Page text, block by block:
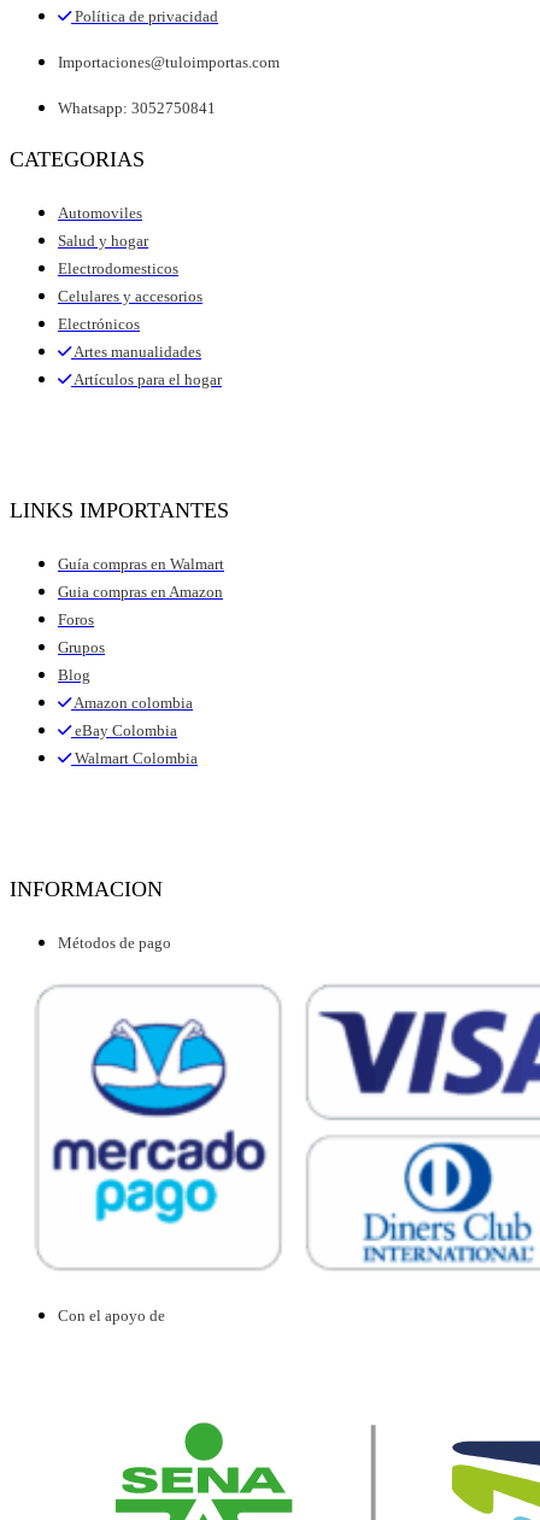
Política de privacidad
Importaciones@tuloimportas.com
Whatsapp: 3052750841
CATEGORIAS
Automoviles
Salud y hogar
Electrodomesticos
Celulares y accesorios
Electrónicos
Artes manualidades
Artículos para el hogar
LINKS IMPORTANTES
Guía compras en Walmart
Guia compras en Amazon
Foros
Grupos
Blog
Amazon colombia
eBay Colombia
Walmart Colombia
INFORMACION
Métodos de pago
Con el apoyo de